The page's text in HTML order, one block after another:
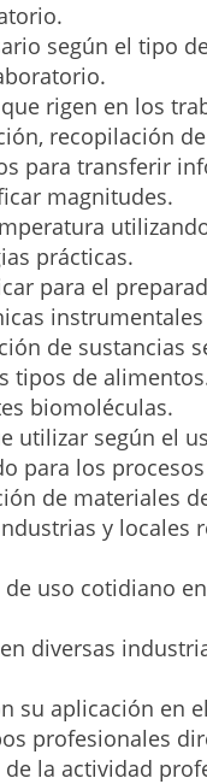
según el tipo
rigen en los
recopilación
para transferir
magnitudes.
prácticas.
para el
de sustancias
tipos de
biomoléculas.
utilizar según el
para los
de materiales
y
uso cotidiano
diversas
su aplicación en
profesionales
la actividad